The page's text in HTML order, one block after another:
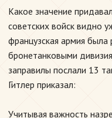
Какое значение
советских войск видно
французская армия
бронетанковыми
заправилы послали 13
Гитлер приказал:
Учитывая важность